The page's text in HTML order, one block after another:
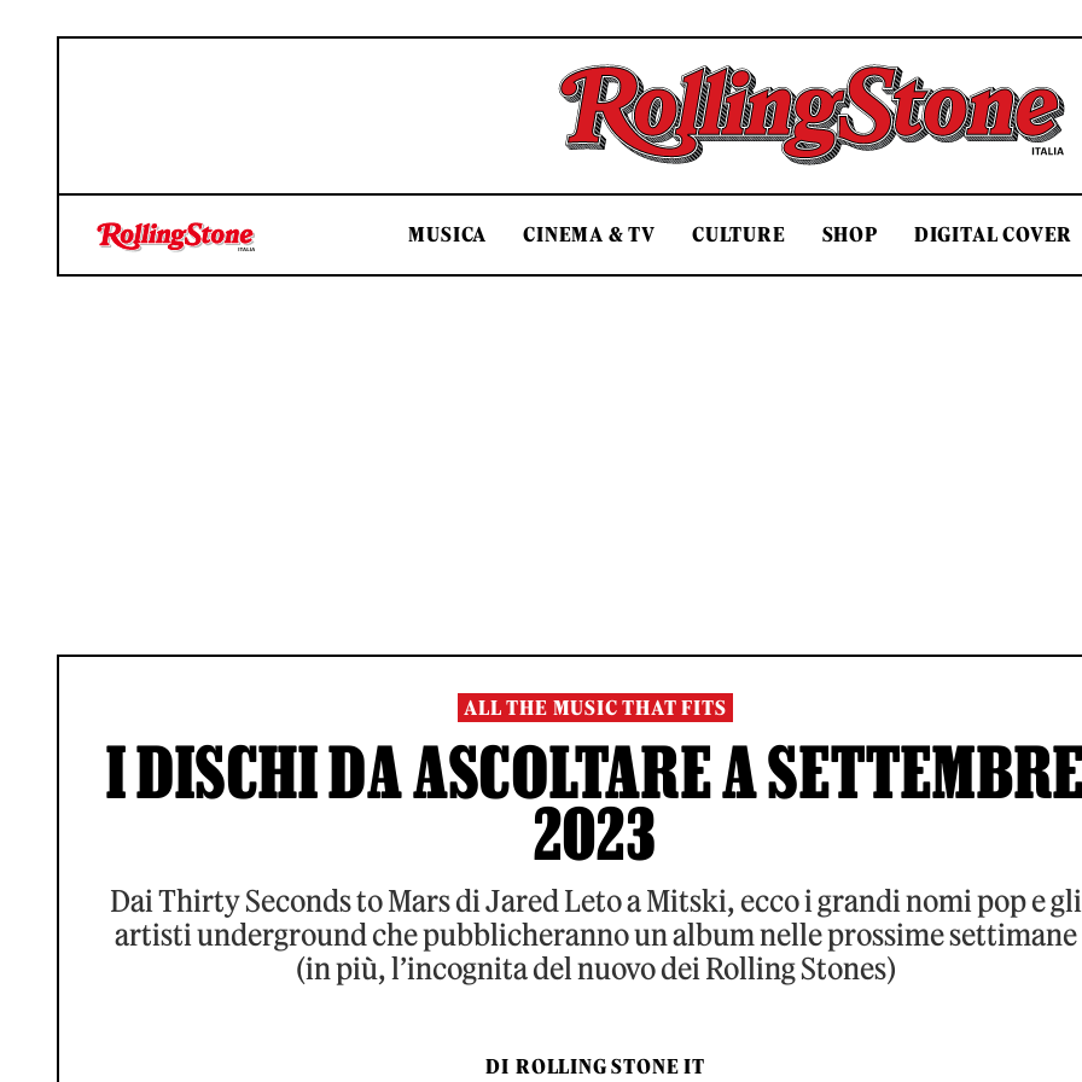
Rolling Stone Italia
MUSICA CINEMA & TV CULTURE SHOP DIGITAL COVER
ALL THE MUSIC THAT FITS
I DISCHI DA ASCOLTARE A
2023
Dai Thirty Seconds to Mars di Jared Leto a Mitski, ecco i grandi nomi pop e gli
artisti underground che pubblicheranno un album nelle prossime settimane
(in più, l’incognita del nuovo dei Rolling Stones)
DI ROLLING STONE IT